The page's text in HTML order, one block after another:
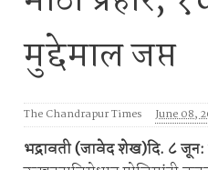
मुद्देमाल जप्त
The Chandrapur Times June 08,
भद्रावती (जावेद शेख)दि. ८ जून: